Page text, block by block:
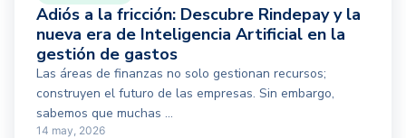
Adiós a la fricción: Descubre Rindepay y la
nueva era de Inteligencia Artificial en la
gestión de gastos
Las áreas de finanzas no solo gestionan recursos;
construyen el futuro de las empresas. Sin embargo,
sabemos que muchas ...
14 may, 2026